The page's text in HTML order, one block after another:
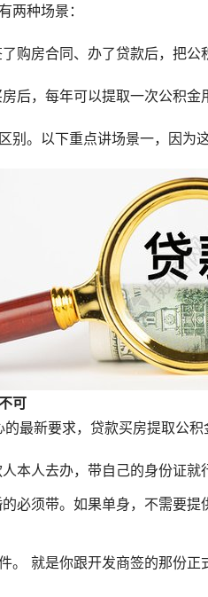
两种场景：
购房合同、办了贷款后，把公
后，每年可以提取一次公积金
别。以下重点讲场景一，因为
可
最新要求，贷款买房提取公积
本人去办，带自己的身份证就
必须带。如果单身，不需要
。 就是你跟开发商签的那份